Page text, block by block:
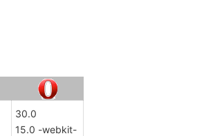
30.0
15.0 -webkit-